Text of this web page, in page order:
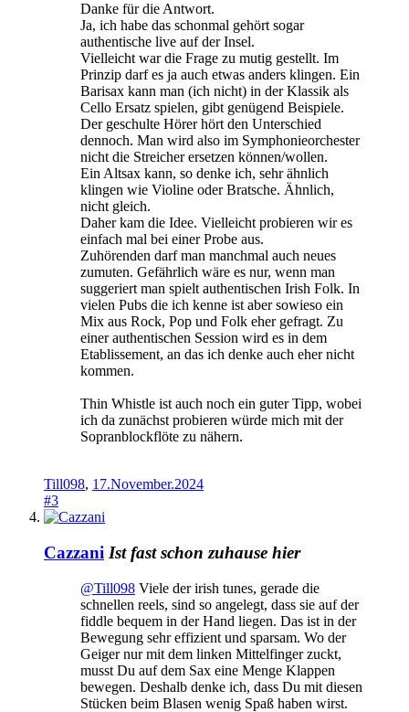
Danke für die Antwort.
Ja, ich habe das schonmal gehört sogar
authentische live auf der Insel.
Vielleicht war die Frage zu mutig gestellt. Im
Prinzip darf es ja auch etwas anders klingen. Ein
Barisax kann man (ich nicht) in der Klassik als
Cello Ersatz spielen, gibt genügend Beispiele.
Der geschulte Hörer hört den Unterschied
dennoch. Man wird also im Symphonieorchester
nicht die Streicher ersetzen können/wollen.
Ein Altsax kann, so denke ich, sehr ähnlich
klingen wie Violine oder Bratsche. Ähnlich,
nicht gleich.
Daher kam die Idee. Vielleicht probieren wir es
einfach mal bei einer Probe aus.
Zuhörenden darf man manchmal auch neues
zumuten. Gefährlich wäre es nur, wenn man
suggeriert man spielt authentischen Irish Folk. In
vielen Pubs die ich kenne ist aber sowieso ein
Mix aus Rock, Pop und Folk eher gefragt. Zu
einer authentischen Session wird es in dem
Etablissement, an das ich denke auch eher nicht
kommen.
Thin Whistle ist auch noch ein guter Tipp, wobei
ich da zunächst probieren würde mich mit der
Sopranblockflöte zu nähern.
Till098, 17.November.2024
#3
Cazzani Ist fast schon zuhause hier
@Till098 Viele der irish tunes, gerade die
schnellen reels, sind so angelegt, dass sie auf der
fiddle bequem in der Hand liegen. Das ist in der
Bewegung sehr effizient und sparsam. Wo der
Geiger nur mit dem linken Mittelfinger zuckt,
musst Du auf dem Sax eine Menge Klappen
bewegen. Deshalb denke ich, dass Du mit diesen
Stücken beim Blasen wenig Spaß haben wirst.